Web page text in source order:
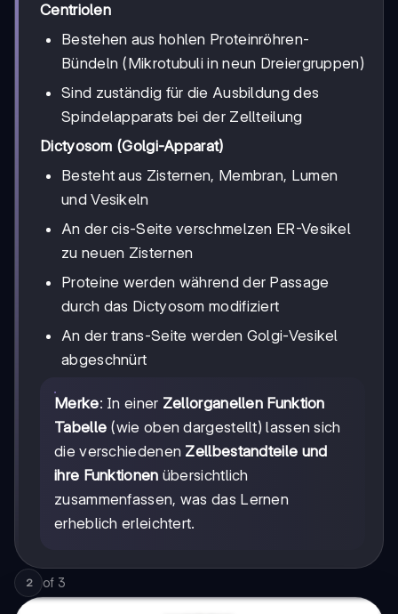
Centriolen
Bestehen aus hohlen Proteinröhren-
Bündeln (Mikrotubuli in neun Dreiergruppen)
Sind zuständig für die Ausbildung des
Spindelapparats bei der Zellteilung
Dictyosom (Golgi-Apparat)
Besteht aus Zisternen, Membran, Lumen
und Vesikeln
An der cis-Seite verschmelzen ER-Vesikel
zu neuen Zisternen
Proteine werden während der Passage
durch das Dictyosom modifiziert
An der trans-Seite werden Golgi-Vesikel
abgeschnürt
Merke: In einer Zellorganellen Funktion
Tabelle (wie oben dargestellt) lassen sich
die verschiedenen Zellbestandteile und
ihre Funktionen übersichtlich
zusammenfassen, was das Lernen
erheblich erleichtert.
2 of 3